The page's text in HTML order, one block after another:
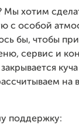
Мы хотим
с особой
бы, чтобы
сервис и
на
поддержку: